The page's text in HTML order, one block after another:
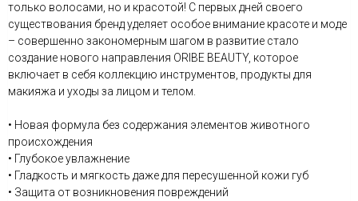
только волосами, но и красотой! С первых дней своего
существования бренд уделяет особое внимание красоте и моде
– совершенно закономерным шагом в развитие стало
создание нового направления ORIBE BEAUTY, которое
включает в себя коллекцию инструментов, продукты для
макияжа и уходы за лицом и телом.
• Новая формула без содержания элементов животного
происхождения
• Глубокое увлажнение
• Гладкость и мягкость даже для пересушенной кожи губ
• Защита от возникновения повреждений